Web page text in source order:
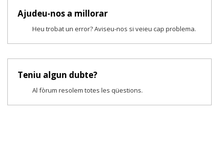
Ajudeu-nos a millorar
Heu trobat un error? Aviseu-nos si veieu cap problema.
Teniu algun dubte?
Al fòrum resolem totes les qüestions.